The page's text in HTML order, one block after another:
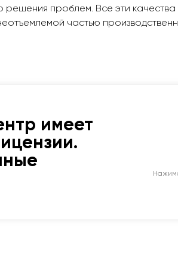
решения проблем. Все эти
частью
имеет